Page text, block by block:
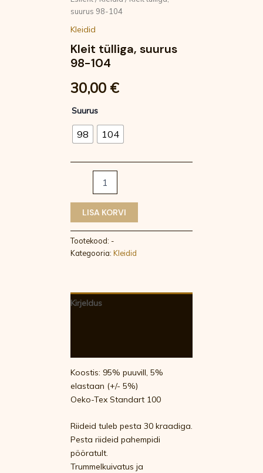
suurus 98-104
Kleidid
Kleit tülliga, suurus
98-104
30,00 €
Suurus
98 104
LISA KORVI
Tootekood: -
Kategooria: Kleidid
Kirjeldus
Koostis: 95% puuvill, 5%
elastaan (+/- 5%)
Oeko-Tex Standart 100
Riideid tuleb pesta 30 kraadiga.
Pesta riideid pahempidi
pööratult.
Trummelkuivatus ja